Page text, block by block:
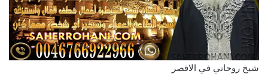
شيخ روحاني في الاقصر